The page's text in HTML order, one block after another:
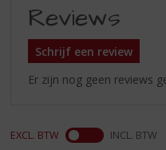
Reviews
Schrijf een review
Er zijn nog geen reviews
EXCL. BTW INCL. BTW